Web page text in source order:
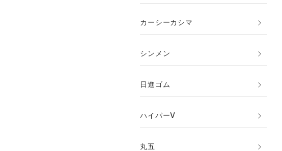
カーシーカシマ
シンメン
日進ゴム
ハイパーV
丸五